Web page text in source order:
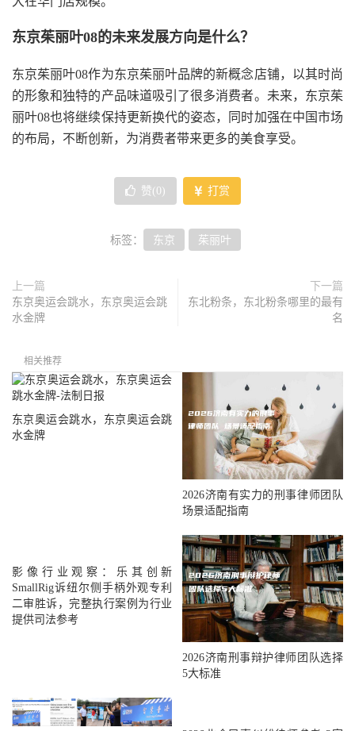
东京茱丽叶08的未来发展方向是什么？
东京茱丽叶08作为东京茱丽叶品牌的新概念店铺，以其时尚
的形象和独特的产品味道吸引了很多消费者。未来，东京茱
丽叶08也将继续保持更新换代的姿态，同时加强在中国市场
的布局，不断创新，为消费者带来更多的美食享受。
赞( 0 ) 打赏
标签： 东京 茱丽叶
上一篇
东京奥运会跳水，东京奥运会跳
水金牌
下一篇
东北粉条，东北粉条哪里的最有
名
相关推荐
东京奥运会跳水，东京奥运会跳
水金牌
2026济南有实力的刑事律师团队
场景适配指南
影像行业观察：乐其创新
SmallRig诉纽尔侧手柄外观专利
二审胜诉，完整执行案例为行业
提供司法参考
2026济南刑事辩护律师团队选择
5大标准